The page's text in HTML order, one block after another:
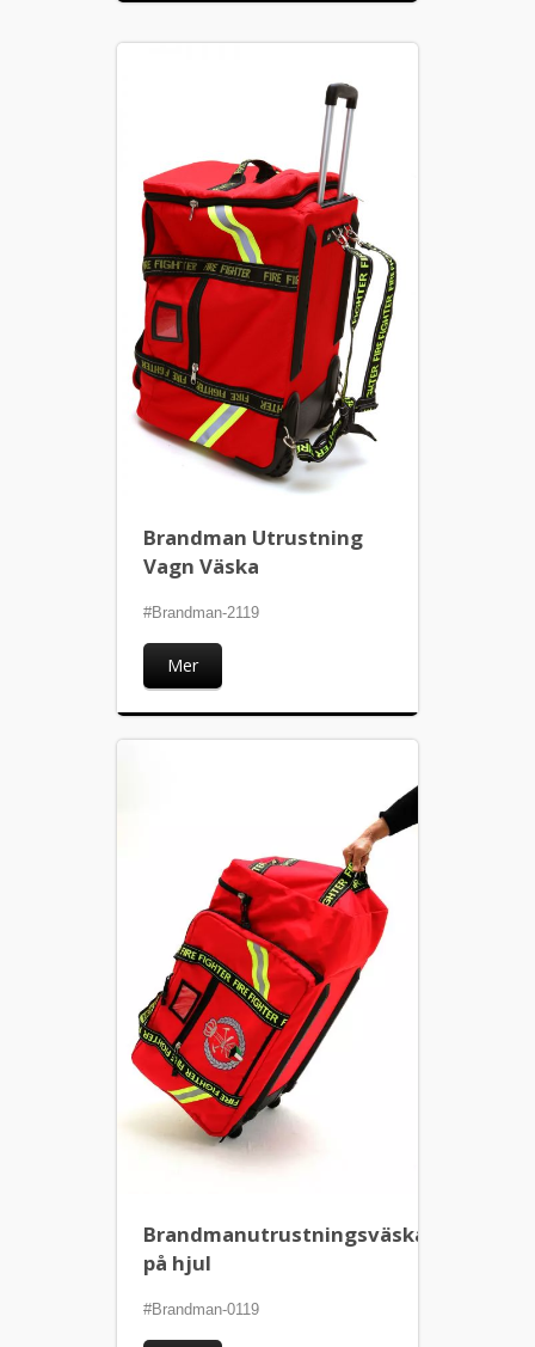
Brandman Utrustning
Vagn Väska
#Brandman-2119
Mer
Brandmanutrustningsväska
på hjul
#Brandman-0119